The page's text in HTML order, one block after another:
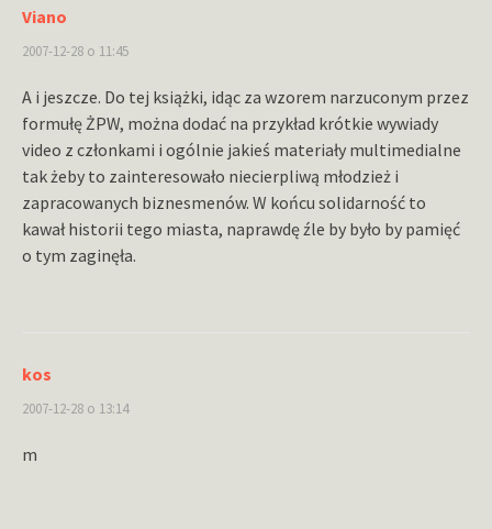
Viano
2007-12-28 o 11:45
A i jeszcze. Do tej książki, idąc za wzorem narzuconym przez
formułę ŻPW, można dodać na przykład krótkie wywiady
video z członkami i ogólnie jakieś materiały multimedialne
tak żeby to zainteresowało niecierpliwą młodzież i
zapracowanych biznesmenów. W końcu solidarność to
kawał historii tego miasta, naprawdę źle by było by pamięć
o tym zaginęła.
kos
2007-12-28 o 13:14
m